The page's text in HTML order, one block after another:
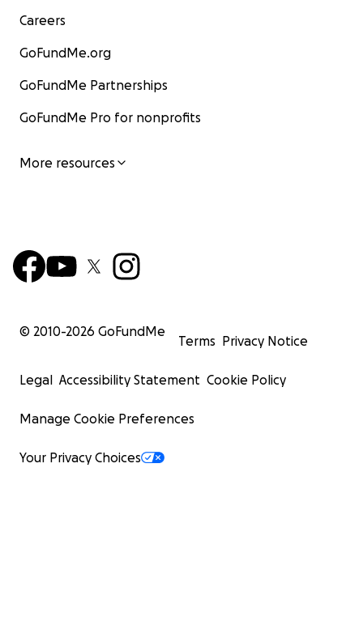
Careers
GoFundMe.org
GoFundMe Partnerships
GoFundMe Pro for nonprofits
More resources
© 2010-2026 GoFundMe
Terms Privacy Notice
Legal Accessibility Statement Cookie Policy
Manage Cookie Preferences
Your Privacy Choices